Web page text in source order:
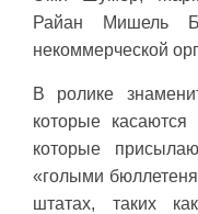
Райан Мишель
некоммерческой
В ролике
которые
которые
«голыми
штатах, таких